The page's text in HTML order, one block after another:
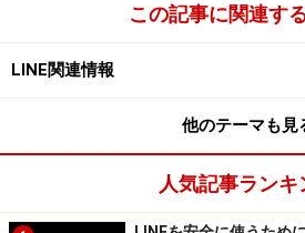
トークに送られてきた投票をタッ
のようにいいねやコメントを付け
が開かれます（さらに投票をタッ
ージへと移動します）。投票の
るので注意が必要です。
この記事に関連す
LINE関連情報
他のテーマも見
人気記事ランキ